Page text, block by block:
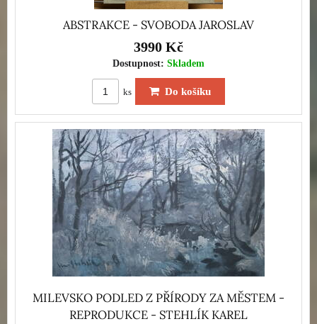
ABSTRAKCE - SVOBODA JAROSLAV
3990 Kč
Dostupnost: Skladem
ks Do košíku
MILEVSKO PODLED Z PŘÍRODY ZA MĚSTEM -
REPRODUKCE - STEHLÍK KAREL